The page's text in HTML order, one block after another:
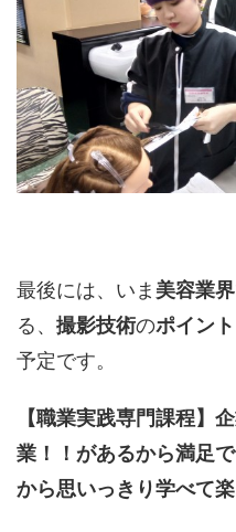
最後には、いま 美容業界
る、 撮影技術のポイント
予定です。
【職業実践専門課程】
業！！があるから満足
から思いっきり学べて